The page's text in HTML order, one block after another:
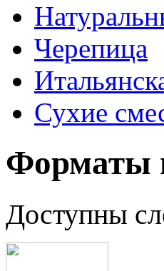
Черепица
Сухие
Форматы
Доступны